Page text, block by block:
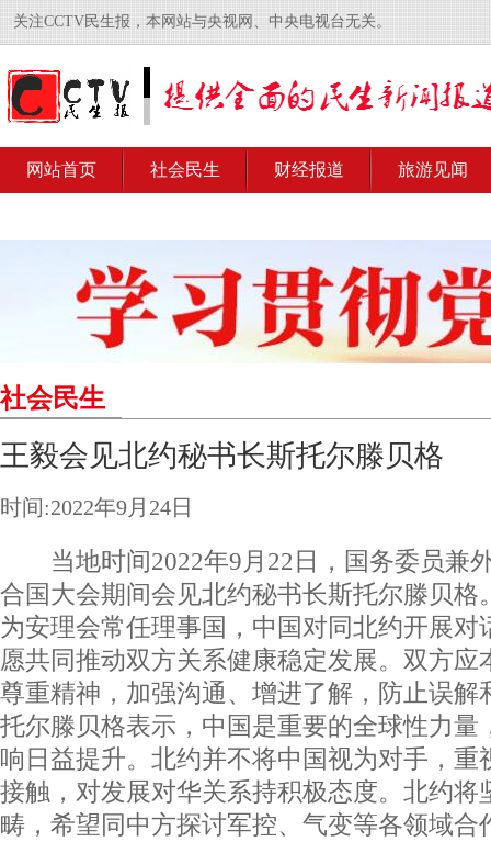
关注CCTV民生报，本网站与央视网、中央电视台无关。
网站首页 社会民生 财经报道 旅游见闻
社会民生
王毅会见北约秘书长斯托尔滕贝格
时间:2022年9月24日
当地时间2022年9月22日，国务委员兼
合国大会期间会见北约秘书长斯托尔滕
为安理会常任理事国，中国对同北约开展对
愿共同推动双方关系健康稳定发展。双方应
尊重精神，加强沟通、增进了解，防止
托尔滕贝格表示，中国是重要的全球性力量
响日益提升。北约并不将中国视为对手，重
接触，对发展对华关系持积极态度。北约将
畴，希望同中方探讨军控、气变等各领域合